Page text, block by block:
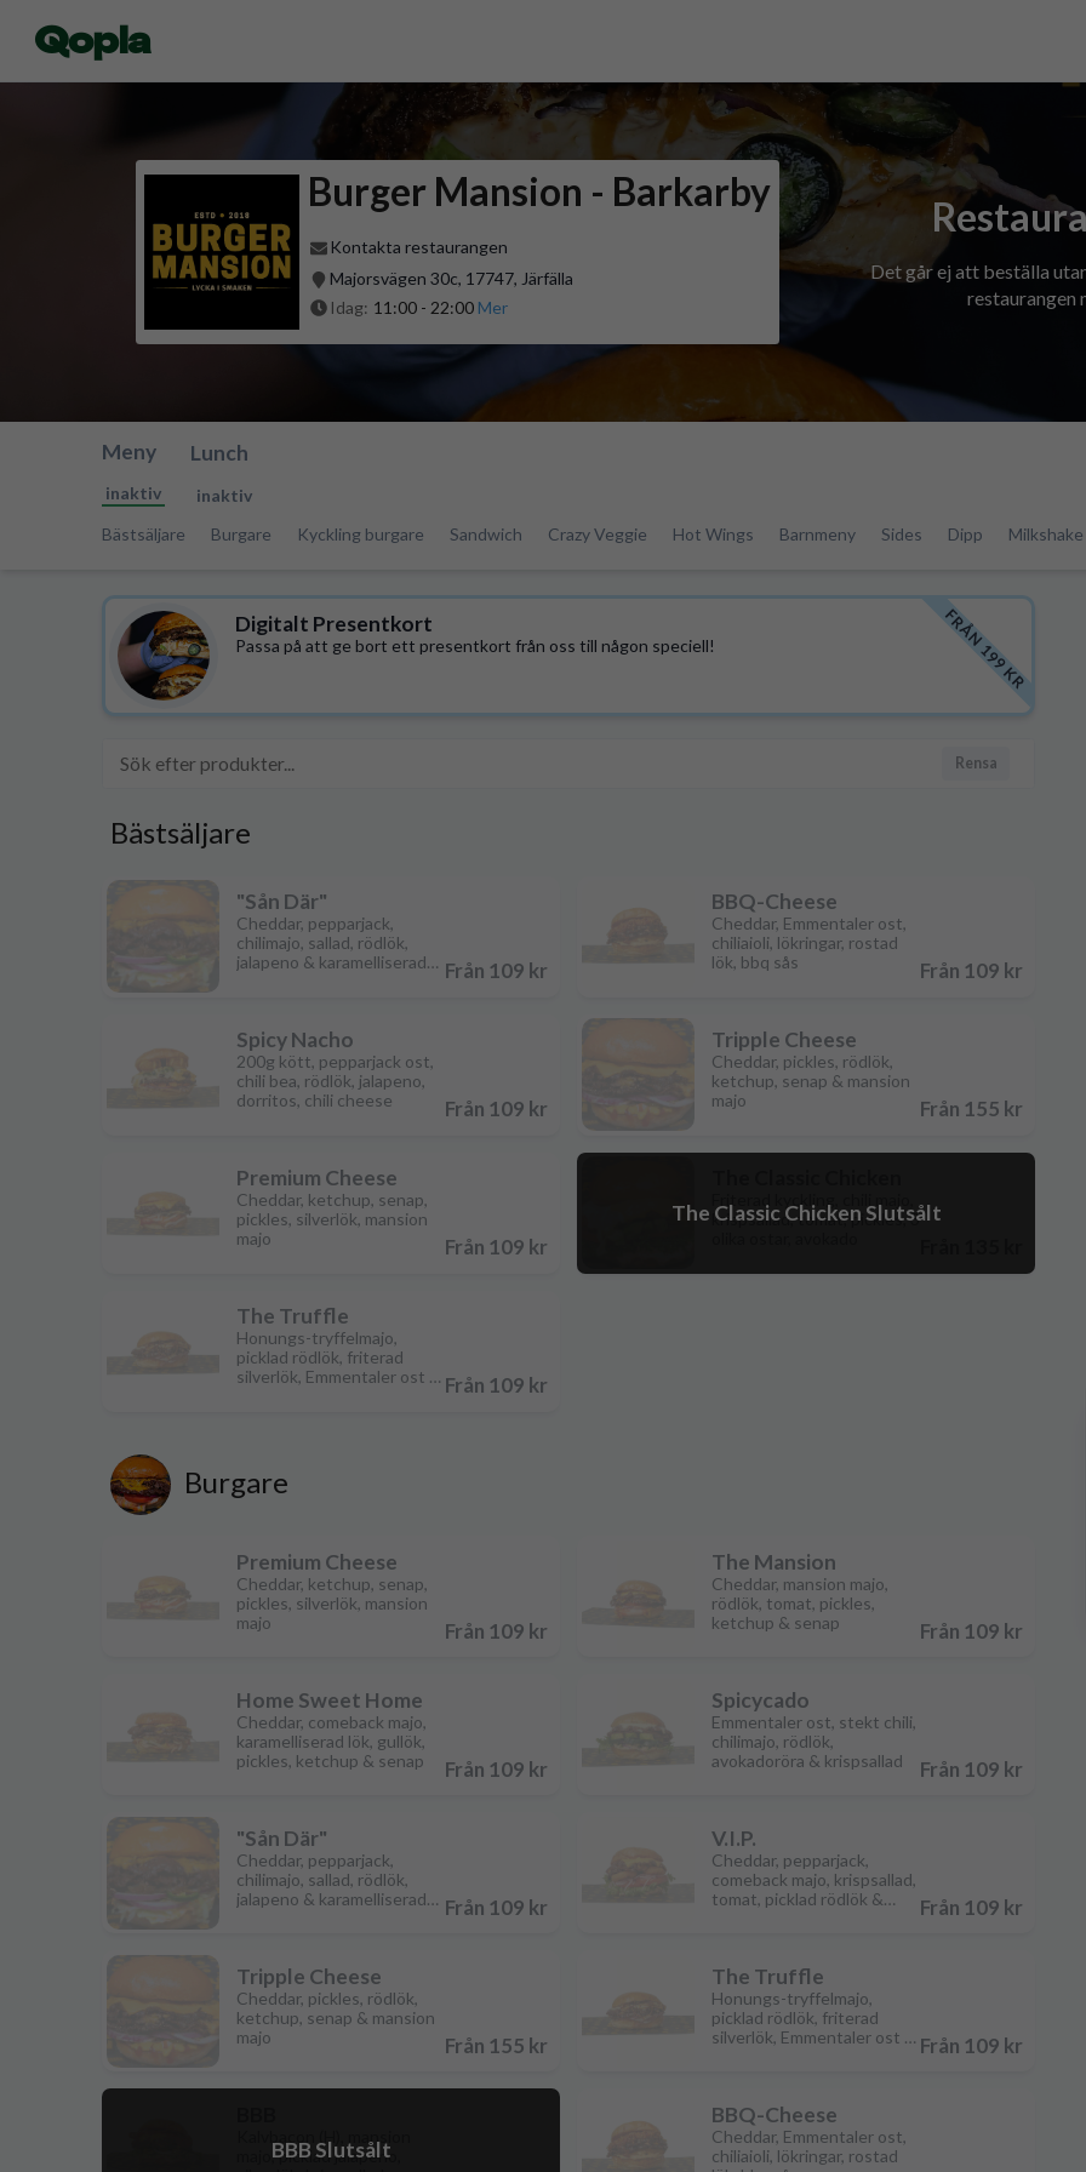
Qopla
Burger Mansion - Barkarby
Kontakta restaurangen
Majorsvägen 30c, 17747, Järfälla
Idag: 11:00- 22:00 Mer
Det går ej att beställa
restaurangen
Meny
inaktiv
Lunch
inaktiv
Bästsäljare
Burgare Kyckling burgare Sandwich Crazy Veggie Hot Wings Barnmeny Sides Dipp Milkshake
Digitalt Presentkort
Passa på att ge bort ett presentkort från oss till någon speciell! FRÅN 199 KR
Rensa
Bästsäljare
"Sån Där"
Cheddar, pepparjack,
chilimajo, sallad, rödlök,
jalapeno & karamelliserad
Från 109 kr
BBQ-Cheese
Cheddar, Emmentaler ost,
chiliaioli, lökringar, rostad
lök, bbq sås
Från 109 kr
Spicy Nacho
200g kött, pepparjack ost,
chili bea, rödlök, jalapeno,
dorritos, chili cheese
Från 109 kr
Tripple Cheese
Cheddar, pickles, rödlök,
ketchup, senap & mansion
majo
Från 155 kr
Premium Cheese
Cheddar, ketchup, senap,
pickles, silverlök, mansion
majo
Från 109 kr
krispsallad, tomat, pickles, 3
The Classic ChickenSlutsålt
The Truffle
Honungs-tryffelmajo,
picklad rödlök, friterad
silverlök, Emmentaler ost & Från 109 kr
Burgare
Premium Cheese
Cheddar, ketchup, senap,
pickles, silverlök, mansion
majo
Från 109 kr
The Mansion
Cheddar, mansion majo,
rödlök, tomat, pickles,
ketchup & senap
Från 109 kr
Home Sweet Home
Cheddar, comeback majo,
karamelliserad lök, gullök,
pickles, ketchup & senap
Från 109 kr
Spicycado
Emmentaler ost, stekt chili,
chilimajo, rödlök,
avokadoröra & krispsallad
Från 109 kr
"Sån Där"
Cheddar, pepparjack,
chilimajo, sallad, rödlök,
jalapeno & karamelliserad
Från 109 kr
V.I.P.
Cheddar, pepparjack,
comeback majo, krispsallad,
tomat, picklad rödlök &
Från 109 kr
Tripple Cheese
Cheddar, pickles, rödlök,
ketchup, senap & mansion
majo
Från 155 kr
The Truffle
Honungs-tryffelmajo,
picklad rödlök, friterad
silverlök, Emmentaler ost & Från 109 kr
majo, picklad jalapeno,
BBBSlutsålt
BBQ-Cheese
Cheddar, Emmentaler ost,
chiliaioli, lökringar, rostad